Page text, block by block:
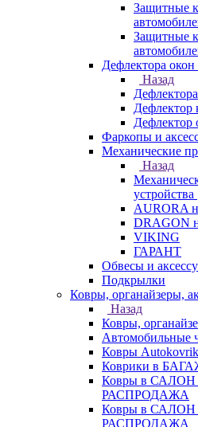
Защитные
Защитные
Дефлектора окон
Назад
Дефлектор
Дефлектор
Фаркопы и
Механические
Назад
устройства
DRAGON
VIKING
ГАРАНТ
Обвесы и
Подкрылки
Ковры, органайзеры,
Назад
Ковры,
Автомобильные
Ковры
Коврики в
Ковры в САЛОН
РАСПРОДАЖА
Ковры в САЛОН
РАСПРОДАЖА